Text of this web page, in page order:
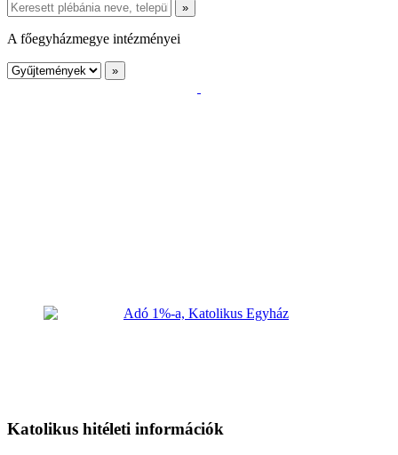
A főegyházmegye intézményei
Katolikus hitéleti információk